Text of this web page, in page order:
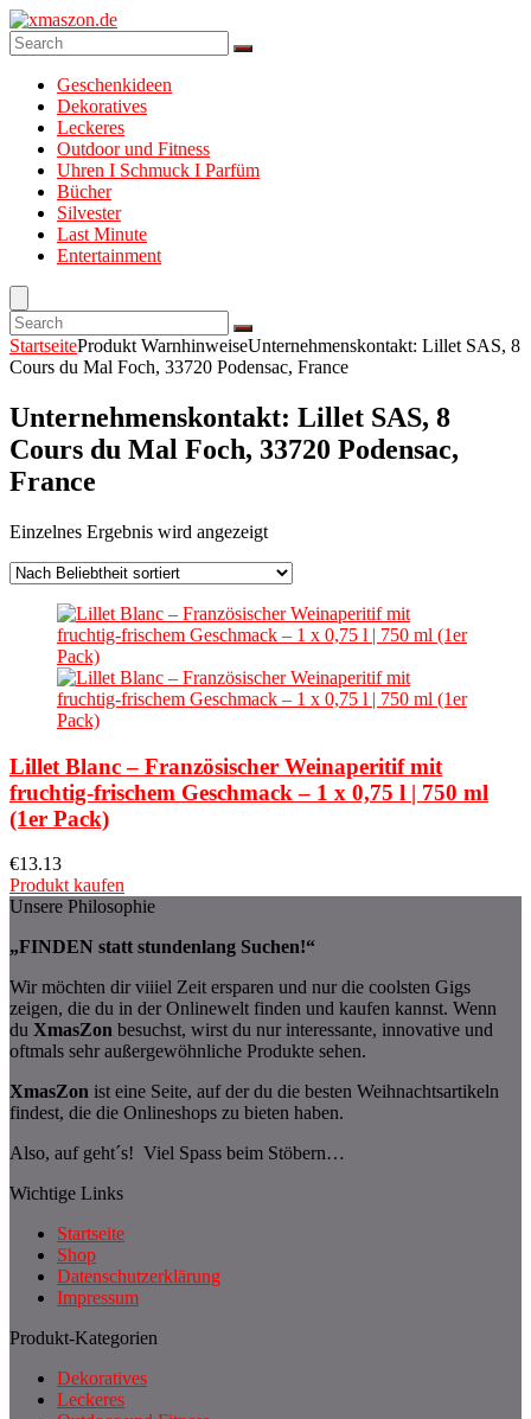
Geschenkideen
Dekoratives
Leckeres
Outdoor und Fitness
Uhren I Schmuck I Parfüm
Bücher
Silvester
Last Minute
Entertainment
StartseiteProdukt WarnhinweiseUnternehmenskontakt: Lillet SAS, 8
Cours du Mal Foch, 33720 Podensac, France
Unternehmenskontakt: Lillet SAS, 8
Cours du Mal Foch, 33720 Podensac,
France
Einzelnes Ergebnis wird angezeigt
Lillet Blanc – Französischer Weinaperitif mit
fruchtig-frischem Geschmack – 1 x 0,75 l | 750 ml
(1er Pack)
€13.13
Produkt kaufen
Unsere Philosophie
„FINDEN statt stundenlang Suchen!“
Wir möchten dir viiiel Zeit ersparen und nur die coolsten Gigs
zeigen, die du in der Onlinewelt finden und kaufen kannst. Wenn
du XmasZon besuchst, wirst du nur interessante, innovative und
oftmals sehr außergewöhnliche Produkte sehen.
XmasZon ist eine Seite, auf der du die besten Weihnachtsartikeln
findest, die die Onlineshops zu bieten haben.
Also, auf geht´s! Viel Spass beim Stöbern…
Wichtige Links
Startseite
Shop
Datenschutzerklärung
Impressum
Produkt-Kategorien
Dekoratives
Leckeres